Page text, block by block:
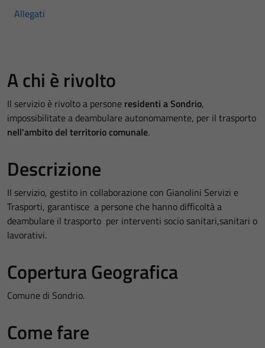
Allegati
A chi è rivolto
Il servizio è rivolto a persone residenti a Sondrio,
impossibilitate a deambulare autonomamente, per il trasporto
nell'ambito del territorio comunale.
Descrizione
Il servizio, gestito in collaborazione con Gianolini Servizi e
Trasporti, garantisce a persone che hanno difficoltà a
deambulare il trasporto per interventi socio sanitari,sanitari o
lavorativi.
Copertura Geografica
Comune di Sondrio.
Come fare